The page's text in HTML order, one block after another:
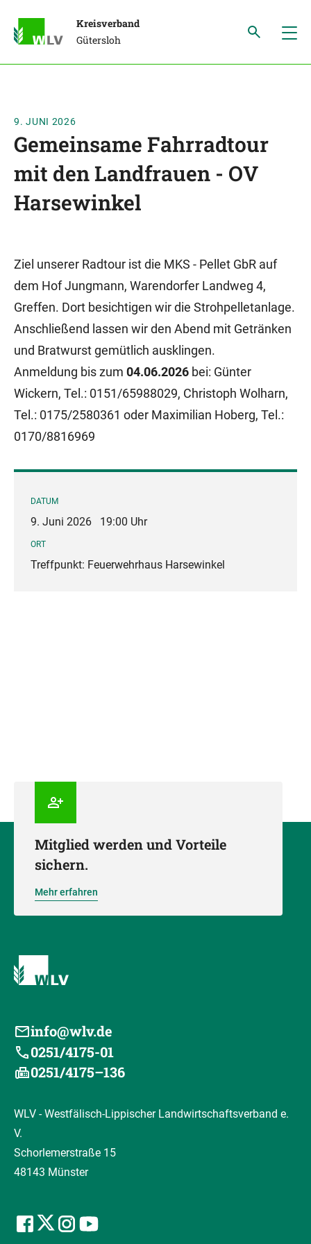
Kreisverband
Gütersloh
9. JUNI 2026
Gemeinsame Fahrradtour
mit den Landfrauen - OV
Harsewinkel
Ziel unserer Radtour ist die MKS - Pellet GbR auf
dem Hof Jungmann, Warendorfer Landweg 4,
Greffen. Dort besichtigen wir die Strohpelletanlage.
Anschließend lassen wir den Abend mit Getränken
und Bratwurst gemütlich ausklingen.
Anmeldung bis zum 04.06.2026 bei: Günter
Wickern, Tel.: 0151/65988029, Christoph Wolharn,
Tel.: 0175/2580361 oder Maximilian Hoberg, Tel.:
0170/8816969
DATUM
9. Juni 2026 19:00 Uhr
ORT
Treffpunkt: Feuerwehrhaus Harsewinkel
Mitglied werden und Vorteile
sichern.
Mehr erfahren
info@wlv.de
0251/4175-01
0251/4175–136
WLV - Westfälisch-Lippischer Landwirtschaftsverband e.
V.
Schorlemerstraße 15
48143 Münster